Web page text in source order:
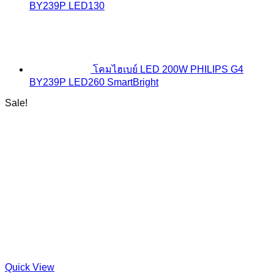
BY239P LED130
โคมไฮเบย์ LED 200W PHILIPS G4
BY239P LED260 SmartBright
Sale!
Quick View